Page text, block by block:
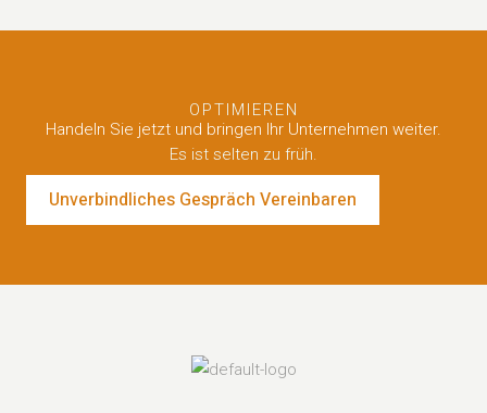
OPTIMIEREN
Handeln Sie jetzt und bringen Ihr Unternehmen weiter.
Es ist selten zu früh.
Unverbindliches Gespräch Vereinbaren